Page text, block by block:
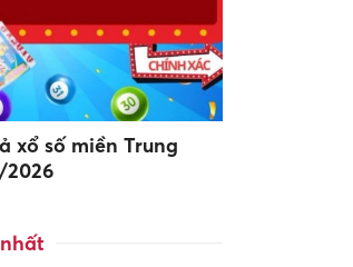
xổ số miền Trung
2026